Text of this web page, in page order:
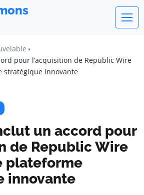
pour l’acquisition de Republic Wire
stratégique innovante
un accord pour
de Republic Wire
plateforme
innovante